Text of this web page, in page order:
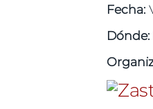
Fecha:
Dónde: